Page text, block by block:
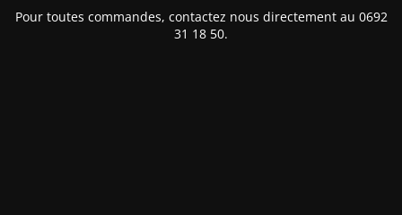
Pour toutes commandes, contactez nous directement au 0692
31 18 50.